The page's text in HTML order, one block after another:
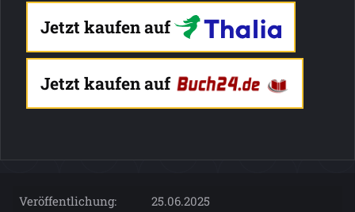
Jetzt kaufen auf
Jetzt kaufen auf
Veröffentlichung:
25.06.2025